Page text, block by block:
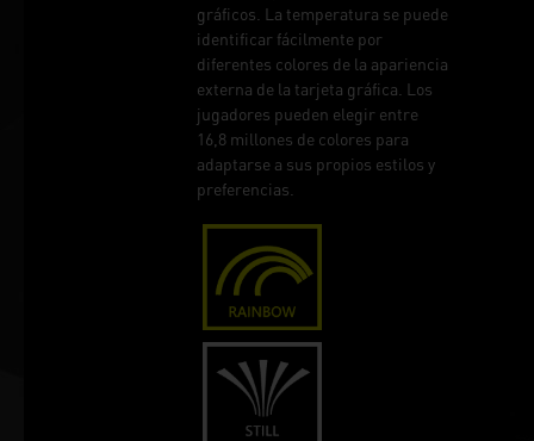
gráficos. La temperatura se puede
identificar fácilmente por
diferentes colores de la apariencia
externa de la tarjeta gráfica. Los
jugadores pueden elegir entre
16,8 millones de colores para
adaptarse a sus propios estilos y
preferencias.